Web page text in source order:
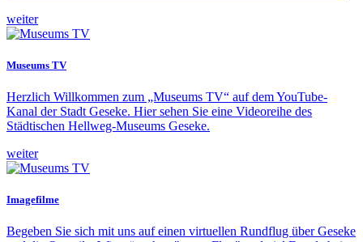
weiter
Museums TV
Herzlich Willkommen zum „Museums TV“ auf dem YouTube-
Kanal der Stadt Geseke. Hier sehen Sie eine Videoreihe des
Städtischen Hellweg-Museums Geseke.
weiter
Imagefilme
Begeben Sie sich mit uns auf einen virtuellen Rundflug über Geseke